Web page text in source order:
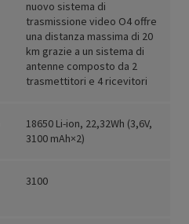
nuovo sistema di
trasmissione video O4 offre
una distanza massima di 20
km grazie a un sistema di
antenne composto da 2
trasmettitori e 4 ricevitori
18650 Li-ion, 22,32Wh (3,6V,
3100 mAh×2)
3100